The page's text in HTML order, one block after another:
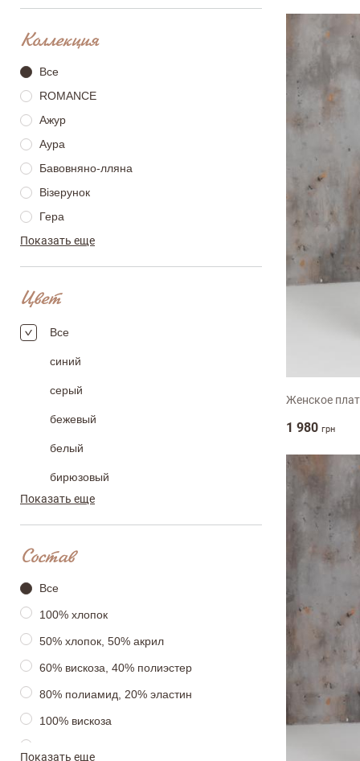
Коллекция
Все
ROMANCE
Ажур
Аура
Бавовняно-лляна
Візерунок
Гера
Грація
Жюстін
Меланія
Ніколь
Селеста
Показать еще
Цвет
Все
синий
серый
бежевый
белый
бирюзовый
голубой
горчичный
желтый
зеленый
коралловый
Показать еще
Состав
Все
100% хлопок
50% хлопок, 50% акрил
60% вискоза, 40% полиэстер
80% полиамид, 20% эластин
100% вискоза
Показать еще
Женское
1 980 грн